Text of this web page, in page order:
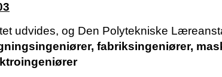
udvides, og Den Polytekniske
fabriksingeniører,